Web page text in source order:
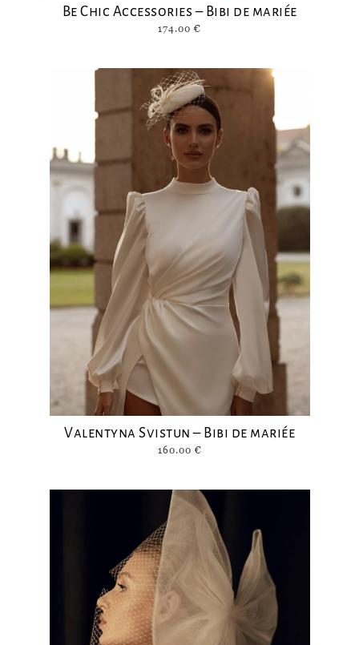
Be Chic Accessories – Bibi de mariée
174.00 €
Valentyna Svistun – Bibi de mariée
160.00 €